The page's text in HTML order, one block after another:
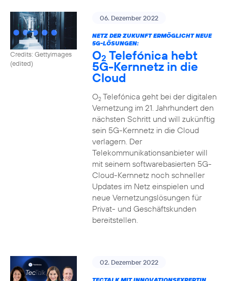
Credits: Gettyimages
(edited)
06. Dezember 2022
NETZ DER ZUKUNFT ERMÖGLICHT NEUE
5G-LÖSUNGEN:
O2 Telefónica hebt
5G-Kernnetz in die
Cloud
O2Telefónica geht bei der digitalen
Vernetzung im 21. Jahrhundert den
nächsten Schritt und will zukünftig
sein 5G-Kernnetz in die Cloud
verlagern. Der
Telekommunikationsanbieter will
mit seinem softwarebasierten 5G-
Cloud-Kernnetz noch schneller
Updates im Netz einspielen und
neue Vernetzungslösungen für
Privat- und Geschäftskunden
bereitstellen.
02. Dezember 2022